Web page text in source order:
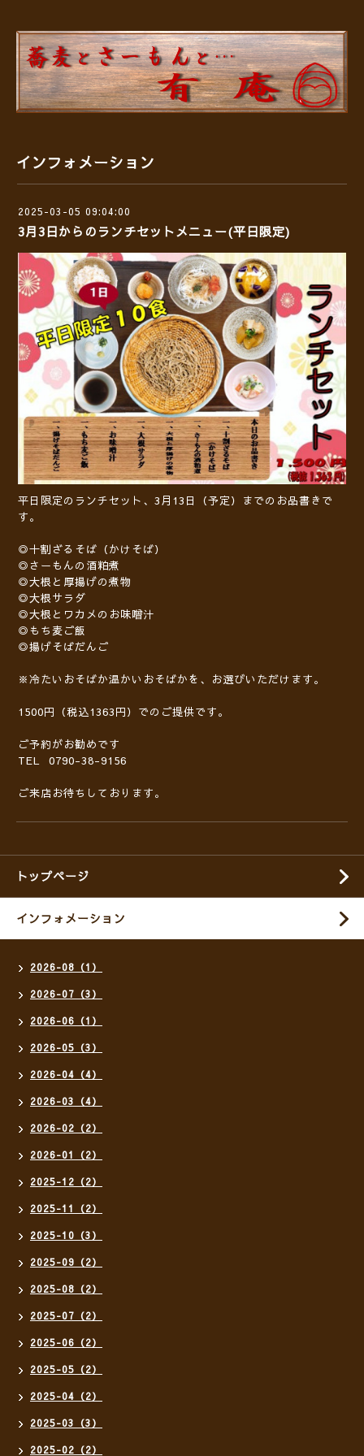
インフォメーション
2025-03-05 09:04:00
3月3日からのランチセットメニュー(平日限定)
平日限定のランチセット、3月13日（予定）までのお品書きで
す。
◎十割ざるそば（かけそば）
◎さーもんの酒粕煮
◎大根と厚揚げの煮物
◎大根サラダ
◎大根とワカメのお味噌汁
◎もち麦ご飯
◎揚げそばだんご
※冷たいおそばか温かいおそばかを、お選びいただけます。
1500円（税込1363円）でのご提供です。
ご予約がお勧めです
TEL 0790-38-9156
ご来店お待ちしております。
トップページ
インフォメーション
2026-08（1）
2026-07（3）
2026-06（1）
2026-05（3）
2026-04（4）
2026-03（4）
2026-02（2）
2026-01（2）
2025-12（2）
2025-11（2）
2025-10（3）
2025-09（2）
2025-08（2）
2025-07（2）
2025-06（2）
2025-05（2）
2025-04（2）
2025-03（3）
2025-02（2）